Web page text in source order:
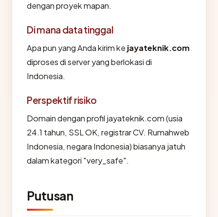
dengan proyek mapan.
Di mana data tinggal
Apa pun yang Anda kirim ke jayateknik.com
diproses di server yang berlokasi di
Indonesia.
Perspektif risiko
Domain dengan profil jayateknik.com (usia
24.1 tahun, SSL OK, registrar CV. Rumahweb
Indonesia, negara Indonesia) biasanya jatuh
dalam kategori "very_safe".
Putusan